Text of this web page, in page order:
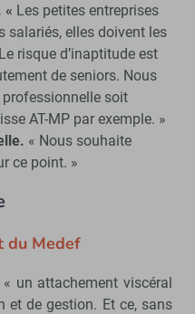
« Les petites entreprises
salariés, elles doivent les
risque d’inaptitude est
de seniors. Nous
soit
AT-MP par exemple. »
« Nous souhaite
ce point. »
du Medef
« un attachement viscéral
et de gestion. Et ce, sans